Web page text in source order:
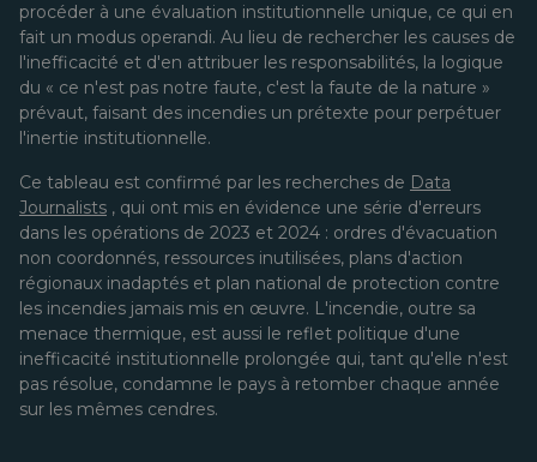
procéder à une évaluation institutionnelle unique, ce qui en
fait un modus operandi. Au lieu de rechercher les causes de
l'inefficacité et d'en attribuer les responsabilités, la logique
du « ce n'est pas notre faute, c'est la faute de la nature »
prévaut, faisant des incendies un prétexte pour perpétuer
l'inertie institutionnelle.
Ce tableau est confirmé par les recherches de Data
Journalists , qui ont mis en évidence une série d'erreurs
dans les opérations de 2023 et 2024 : ordres d'évacuation
non coordonnés, ressources inutilisées, plans d'action
régionaux inadaptés et plan national de protection contre
les incendies jamais mis en œuvre. L'incendie, outre sa
menace thermique, est aussi le reflet politique d'une
inefficacité institutionnelle prolongée qui, tant qu'elle n'est
pas résolue, condamne le pays à retomber chaque année
sur les mêmes cendres.